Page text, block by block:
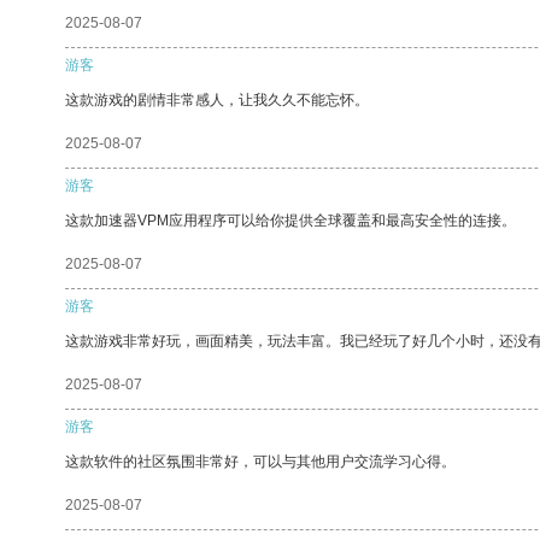
2025-08-07
游客
这款游戏的剧情非常感人，让我久久不能忘怀。
2025-08-07
游客
这款加速器VPM应用程序可以给你提供全球覆盖和最高安全性的连接。
2025-08-07
游客
这款游戏非常好玩，画面精美，玩法丰富。我已经玩了好几个小时，还没
2025-08-07
游客
这款软件的社区氛围非常好，可以与其他用户交流学习心得。
2025-08-07